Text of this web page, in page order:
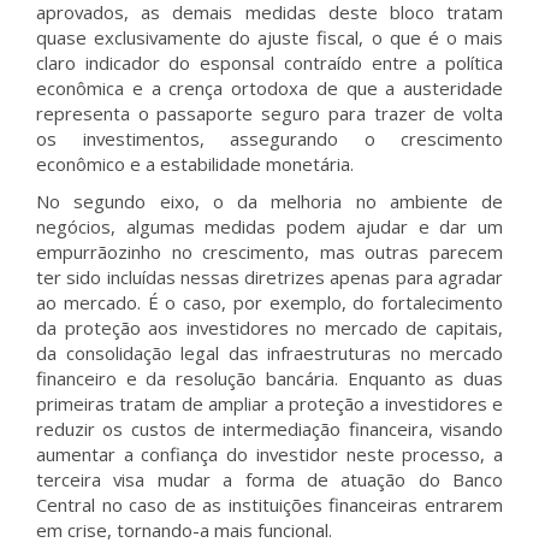
aprovados, as demais medidas deste bloco tratam
quase exclusivamente do ajuste fiscal, o que é o mais
claro indicador do esponsal contraído entre a política
econômica e a crença ortodoxa de que a austeridade
representa o passaporte seguro para trazer de volta
os investimentos, assegurando o crescimento
econômico e a estabilidade monetária.
No segundo eixo, o da melhoria no ambiente de
negócios, algumas medidas podem ajudar e dar um
empurrãozinho no crescimento, mas outras parecem
ter sido incluídas nessas diretrizes apenas para agradar
ao mercado. É o caso, por exemplo, do fortalecimento
da proteção aos investidores no mercado de capitais,
da consolidação legal das infraestruturas no mercado
financeiro e da resolução bancária. Enquanto as duas
primeiras tratam de ampliar a proteção a investidores e
reduzir os custos de intermediação financeira, visando
aumentar a confiança do investidor neste processo, a
terceira visa mudar a forma de atuação do Banco
Central no caso de as instituições financeiras entrarem
em crise, tornando-a mais funcional.